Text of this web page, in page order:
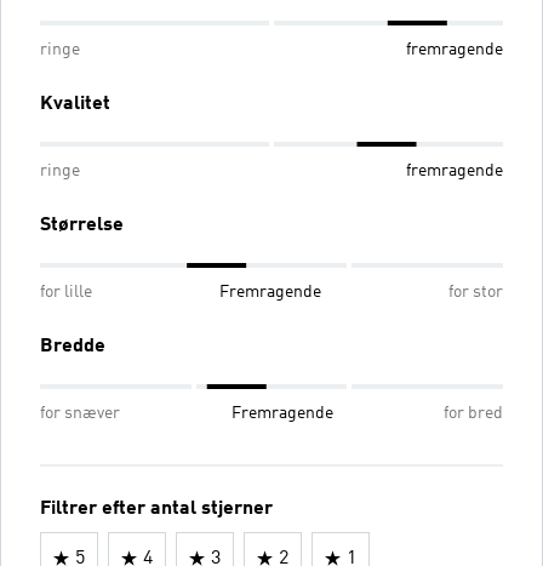
ringe fremragende
Kvalitet
ringe fremragende
Størrelse
for lille Fremragende for stor
Bredde
for snæver Fremragende for bred
Filtrer efter antal stjerner
5 4 3 2 1